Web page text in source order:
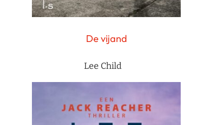
De vijand
Lee Child